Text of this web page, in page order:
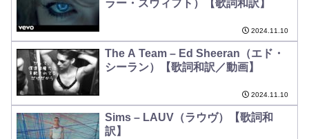
ラー・スウィフト）【歌詞和訳】
2024.11.10
The A Team – Ed Sheeran（エド・
シーラン）【歌詞和訳／動画】
2024.11.10
Sims – LAUV（ラウヴ）【歌詞和
訳】